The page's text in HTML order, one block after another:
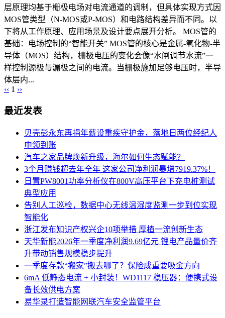
层原理均基于栅极电场对电流通道的调制，但具体实现方式因
MOS管类型（N-MOS或P-MOS）和电路结构差异而不同。以
下将从工作原理、应用场景及设计要点展开分析。 MOS管的
基础：电场控制的“智能开关” MOS管的核心是金属-氧化物-半
导体（MOS）结构，栅极电压的变化会像“水闸调节水流”一
样控制源极与漏极之间的电流。当栅极施加足够电压时，半导
体层内...
‹‹ 1 ››
最近发表
贝壳彭永东再捐年薪设重疾守护金，落地日两位经纪人
申领到账
汽车之家品牌焕新升级，海尔如何生态赋能？
3个月赚钱超去年全年 这家公司净利润暴增7919.37%！
日置PW8001功率分析仪在800V高压平台下充电桩测试
典型应用
告别人工巡检，数据中心无线温湿度监测一步到位实现
智能化
浙江发布知识产权兴企10项举措 厚植一流创新生态
天华新能2026年一季度净利润9.69亿元 锂电产品量价齐
升带动销售规模稳步提升
一季度存款“搬家”搬去哪了？保险成重要吸金方向
6mA 低静态电流 + 小封装！WD1117 稳压器：便携式设
备长效供电方案
易华录打造智能网联汽车安全监管平台